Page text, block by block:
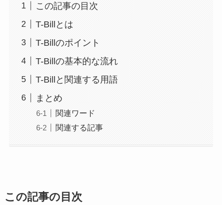
この記事の目次
T-Billとは
T-Billのポイント
T-Billの基本的な流れ
T-Billと関連する用語
まとめ
関連ワード
関連する記事
この記事の目次